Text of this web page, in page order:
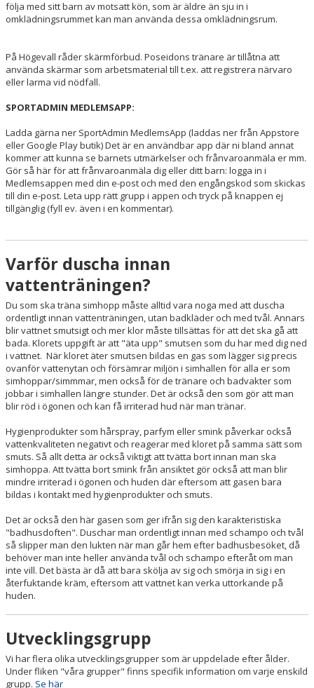
följa med sitt barn av motsatt kön, som är äldre än sju in i
omklädningsrummet kan man använda dessa omklädningsrum.
På Högevall råder skärmförbud. Poseidons tränare är tillåtna att
använda skärmar som arbetsmaterial till t.ex. att registrera närvaro
eller larma vid nödfall.
SPORTADMIN MEDLEMSAPP:
Ladda gärna ner SportAdmin MedlemsApp (laddas ner från Appstore
eller Google Play butik) Det är en användbar app där ni bland annat
kommer att kunna se barnets utmärkelser och frånvaroanmäla er mm.
Gör så här för att frånvaroanmäla dig eller ditt barn: logga in i
Medlemsappen med din e-post och med den engångskod som skickas
till din e-post. Leta upp rätt grupp i appen och tryck på knappen ej
tillgänglig (fyll ev. även i en kommentar).
Varför duscha innan
vattenträningen?
Du som ska träna simhopp måste alltid vara noga med att duscha
ordentligt innan vattenträningen, utan badkläder och med tvål. Annars
blir vattnet smutsigt och mer klor måste tillsättas för att det ska gå att
bada. Klorets uppgift är att "äta upp" smutsen som du har med dig ned
i vattnet. När kloret äter smutsen bildas en gas som lägger sig precis
ovanför vattenytan och försämrar miljön i simhallen för alla er som
simhoppar/simmmar, men också för de tränare och badvakter som
jobbar i simhallen längre stunder. Det är också den som gör att man
blir röd i ögonen och kan få irriterad hud när man tränar.
Hygienprodukter som hårspray, parfym eller smink påverkar också
vattenkvaliteten negativt och reagerar med kloret på samma sätt som
smuts. Så allt detta är också viktigt att tvätta bort innan man ska
simhoppa. Att tvätta bort smink från ansiktet gör också att man blir
mindre irriterad i ögonen och huden där eftersom att gasen bara
bildas i kontakt med hygienprodukter och smuts.
Det är också den här gasen som ger ifrån sig den karakteristiska
"badhusdoften". Duschar man ordentligt innan med schampo och tvål
så slipper man den lukten när man går hem efter badhusbesöket, då
behöver man inte heller använda tvål och schampo efteråt om man
inte vill. Det bästa är då att bara skölja av sig och smörja in sig i en
återfuktande kräm, eftersom att vattnet kan verka uttorkande på
huden.
Utvecklingsgrupp
Vi har flera olika utvecklingsgrupper som är uppdelade efter ålder.
Under fliken "våra grupper" finns specifik information om varje enskild
grupp. Se här